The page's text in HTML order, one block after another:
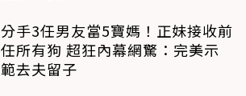
分手3任男友當5寶媽！正妹接收前
任所有狗 超狂內幕網驚：完美示
範去夫留子